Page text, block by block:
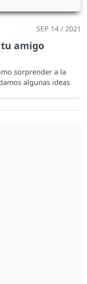
SEP 14 / 2021
amigo
sorprender a la
algunas ideas